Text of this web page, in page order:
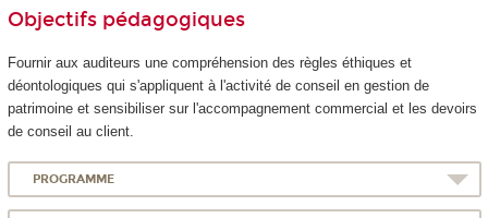
Objectifs pédagogiques
Fournir aux auditeurs une compréhension des règles éthiques et
déontologiques qui s'appliquent à l'activité de conseil en gestion de
patrimoine et sensibiliser sur l'accompagnement commercial et les devoirs
de conseil au client.
PROGRAMME